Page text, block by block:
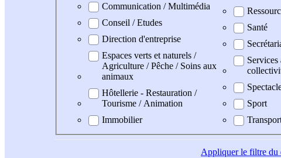
Communication / Multimédia
Conseil / Etudes
Direction d'entreprise
Espaces verts et naturels /
Agriculture / Pêche / Soins aux
animaux
Hôtellerie - Restauration /
Tourisme / Animation
Immobilier
Santé
Services
Sport
Appliquerle filtre du